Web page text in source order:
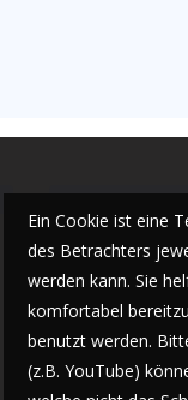
Ein Cookie ist eine
des Betrachters
werden kann. Sie
komfortabel
benutzt werden.
(z.B. YouTube)